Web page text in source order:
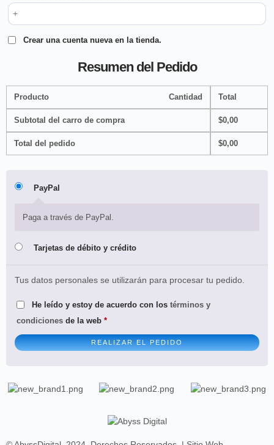
Crear una cuenta nueva en la tienda.
Resumen del Pedido
Producto Cantidad Total
Subtotal del carro de compra $0,00
Total del pedido $0,00
PayPal
Paga a través de PayPal.
Tarjetas de débito y crédito
Tus datos personales se utilizarán para procesar tu pedido.
He leído y estoy de acuerdo con los términos y
condiciones de la web *
REALIZAR EL PEDIDO